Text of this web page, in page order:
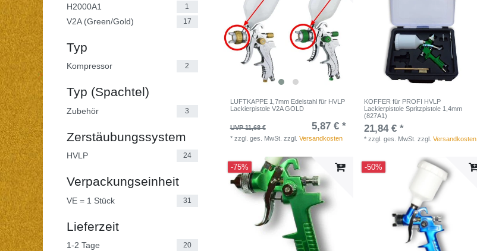
H2000A1 1
V2A (Green/Gold) 17
Typ
Kompressor 2
Typ (Spachtel)
Zubehör 3
Zerstäubungssystem
HVLP 24
Verpackungseinheit
VE = 1 Stück 31
Lieferzeit
1-2 Tage 20
LUFTKAPPE 1,7mm Edelstahl für HVLP
Lackierpistole V2A GOLD
UVP 11,68 € 5,87 € *
* zzgl. ges. MwSt. zzgl. Versandkosten
KOFFER für PROFI HVLP
Lackierpistole Spritzpistole 1,4mm
(827A1)
21,84 € *
* zzgl. ges. MwSt. zzgl. Versandkosten
-75% -50%